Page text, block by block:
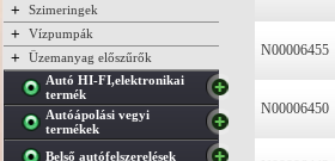
+ Szimeringek
+ Vízpumpák
+
Üzemanyag előszűrők
Autó HI-FI,elektronikai
termék
Autóápolási vegyi
termékek
Belső autófelszerelések
N00006455
N00006450